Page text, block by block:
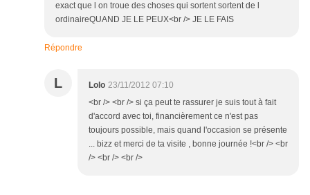
exact que l on troue des choses qui sortent sortent de l
ordinaireQUAND JE LE PEUX<br /> JE LE FAIS
Répondre
L Lolo 23/11/2012 07:10
<br /> <br /> si ça peut te rassurer je suis tout à fait
d'accord avec toi, financièrement ce n'est pas
toujours possible, mais quand l'occasion se présente
... bizz et merci de ta visite , bonne journée !<br /> <br
/> <br /> <br />